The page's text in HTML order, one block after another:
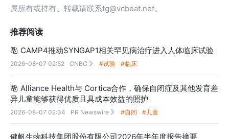
属所有或持有。转载请联系tg@vcbeat.net。
推荐阅读
 CAMP4推动SYNGAP1相关罕见病治疗进入人体临床试验
2026-08-07 02:52 CNBC  #试验 #临床
 Alliance Health与 Cortica合作，确保自闭症及其他发育差
异儿童能够获得优质且具成本效益的照护
2026-08-07 02:34 PR Newswire  #自闭 #儿童
健帆生物科技集团股份有限公司2026年半年度报告摘要